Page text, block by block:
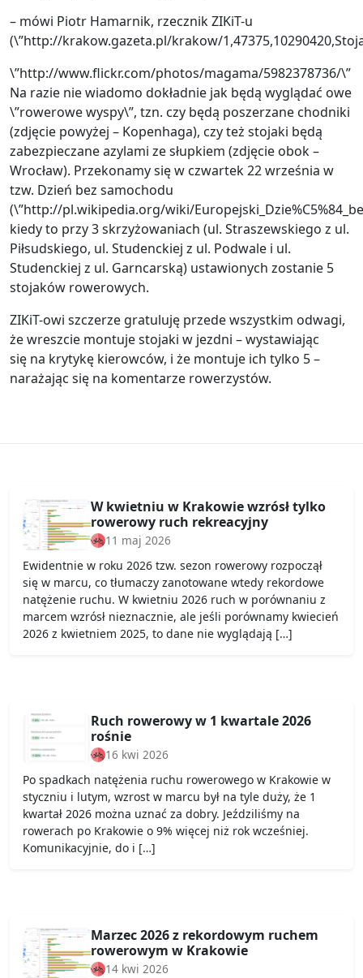
– mówi Piotr Hamarnik, rzecznik ZIKiT-u
(\”http://krakow.gazeta.pl/krakow/
\”http://www.flickr.com/photos/magama/5982378736/\”
Na razie nie wiadomo dokładnie jak będą wyglądać owe
\”rowerowe wyspy\”, tzn. czy będą poszerzane chodniki
(zdjęcie powyżej – Kopenhaga), czy też stojaki będą
zabezpieczane azylami ze słupkiem (zdjęcie obok –
Wrocław). Przekonamy się w czwartek 22 września w
tzw. Dzień bez samochodu
(\”http://pl.wikipedia.org/wiki/
kiedy to przy 3 skrzyżowaniach (ul. Straszewskiego z ul.
Piłsudskiego, ul. Studenckiej z ul. Podwale i ul.
Studenckiej z ul. Garncarską) ustawionych zostanie 5
stojaków rowerowych.
ZIKiT-owi szczerze gratuluję przede wszystkim odwagi,
że wreszcie montuje stojaki w jezdni – wystawiając
się na krytykę kierowców, i że montuje ich tylko 5 –
narażając się na komentarze rowerzystów.
W kwietniu w Krakowie wzrósł tylko
rowerowy ruch rekreacyjny
11 maj 2026
Ewidentnie w roku 2026 tzw. sezon rowerowy rozpoczął
się w marcu, co tłumaczy zanotowane wtedy rekordowe
natężenie ruchu. W kwietniu 2026 ruch w porównaniu z
marcem wzrósł nieznacznie, ale jeśli porównamy kwiecień
2026 z kwietniem 2025, to dane nie wyglądają […]
Ruch rowerowy w 1 kwartale 2026
rośnie
16 kwi 2026
Po spadkach natężenia ruchu rowerowego w Krakowie w
styczniu i lutym, wzrost w marcu był na tyle duży, że 1
kwartał 2026 można uznać za dobry. Jeździliśmy na
rowerach po Krakowie o 9% więcej niż rok wcześniej.
Komunikacyjnie, do i […]
Marzec 2026 z rekordowym ruchem
rowerowym w Krakowie
14 kwi 2026